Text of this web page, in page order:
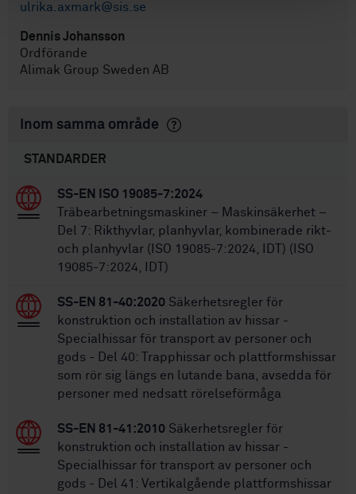
ulrika.axmark@sis.se
Dennis Johansson
Ordförande
Alimak Group Sweden AB
Inom samma område
STANDARDER
SS-EN ISO 19085-7:2024
Träbearbetningsmaskiner – Maskinsäkerhet –
Del 7: Rikthyvlar, planhyvlar, kombinerade rikt-
och planhyvlar (ISO 19085-7:2024, IDT) (ISO
19085-7:2024, IDT)
SS-EN 81-40:2020 Säkerhetsregler för
konstruktion och installation av hissar -
Specialhissar för transport av personer och
gods - Del 40: Trapphissar och plattformshissar
som rör sig längs en lutande bana, avsedda för
personer med nedsatt rörelseförmåga
SS-EN 81-41:2010 Säkerhetsregler för
konstruktion och installation av hissar -
Specialhissar för transport av personer och
gods - Del 41: Vertikalgående plattformshissar